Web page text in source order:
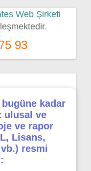
Web Şirketi
93
kadar
ulusal ve
ve rapor
Lisans,
resmi